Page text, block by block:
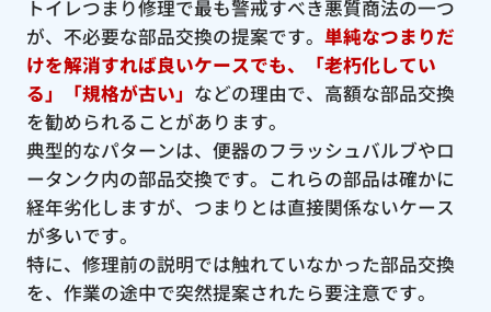
トイレつまり修理で最も警戒すべき悪質商法の一つ
が、不必要な部品交換の提案です。 単純なつまりだ
けを解消すれば良いケースでも、「老朽化してい
る」「規格が古い」 などの理由で、高額な部品交換
を勧められることがあります。
典型的なパターンは、便器のフラッシュバルブやロ
ータンク内の部品交換です。これらの部品は確かに
経年劣化しますが、つまりとは直接関係ないケース
が多いです。
特に、修理前の説明では触れていなかった部品交換
を、作業の途中で突然提案されたら要注意です。